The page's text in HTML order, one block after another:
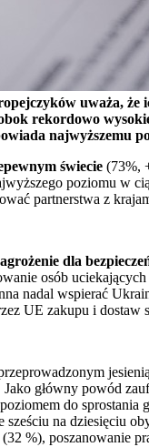
uważa,
rekordowo
najwyższemu
świecie (73%,
poziomu w
partnerstwa z
dla
osób
nadal wspierać
UE zakupu i
główny powód
do
na dziesięciu
%), poszanowanie